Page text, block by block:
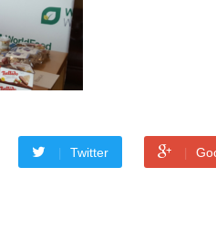
Twitter